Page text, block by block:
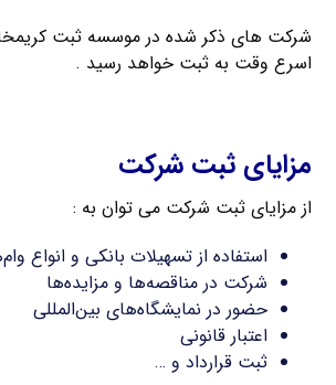
شرکت های ذکر شده در موسسه ثبت
اسرع وقت به ثبت خواهد رسید .
مزایای ثبت شرکت
از مزایای ثبت شرکت می توان به :
استفاده از تسهیلات بانکی و انواع
شرکت در مناقصه‌ها و مزایده‌ها
حضور در نمایشگاه‌های بین‌المللی
اعتبار قانونی
ثبت قرارداد و …